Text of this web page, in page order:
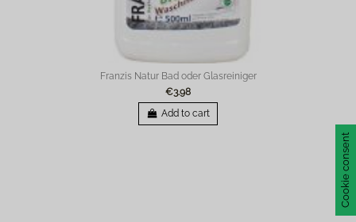
Franzis Natur Bad oder Glasreiniger
€3.98
Add to cart
Cookie consent